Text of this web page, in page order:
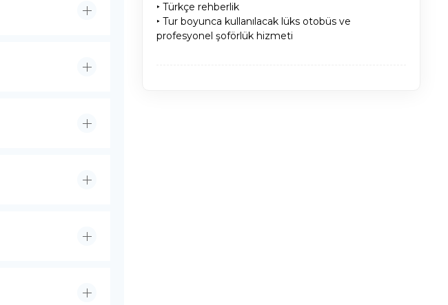
‣ Türkçe rehberlik
‣ Tur boyunca kullanılacak lüks otobüs ve
profesyonel şoförlük hizmeti